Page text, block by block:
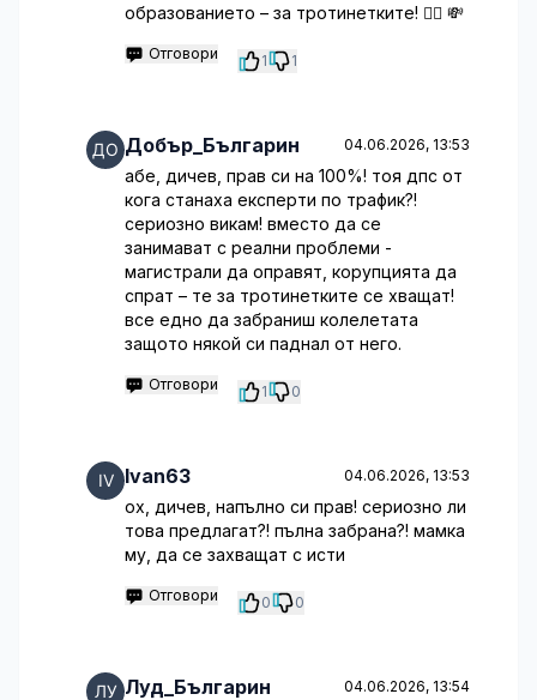
образованието – за тротинетките! 🤦‍♂️ 💸
Отговори 1 1
Добър_Българин 04.06.2026, 13:53
абе, дичев, прав си на 100%! тоя дпс от
кога станаха експерти по трафик?!
сериозно викам! вместо да се
занимават с реални проблеми -
магистрали да оправят, корупцията да
спрат – те за тротинетките се хващат!
все едно да забраниш колелетата
защото някой си паднал от него.
Отговори 1 0
Ivan63 04.06.2026, 13:53
ох, дичев, напълно си прав! сериозно ли
това предлагат?! пълна забрана?! мамка
му, да се захващат с исти
Отговори 0 0
Луд_Българин 04.06.2026, 13:54